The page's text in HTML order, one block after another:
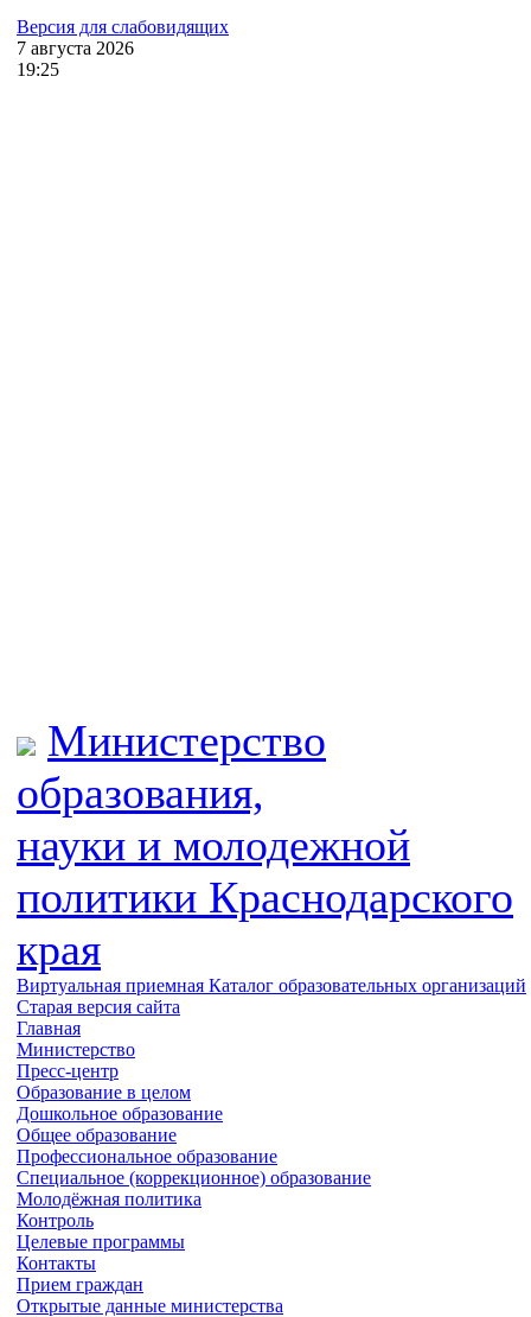
Версия для слабовидящих
7 августа 2026
19:25
Министерство
образования,
науки и молодежной
политики Краснодарского
края
Виртуальная приемная Каталог образовательных организаций
Старая версия сайта
Главная
Министерство
Пресс-центр
Образование в целом
Дошкольное образование
Общее образование
Профессиональное образование
Специальное (коррекционное) образование
Молодёжная политика
Контроль
Целевые программы
Контакты
Прием граждан
Открытые данные министерства